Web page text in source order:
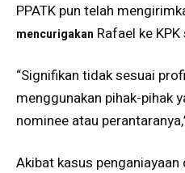
PPATK pun telah
mencurigakan Rafael ke
“Signifikan tidak sesuai
menggunakan pihak-pihak
nominee atau
Akibat kasus